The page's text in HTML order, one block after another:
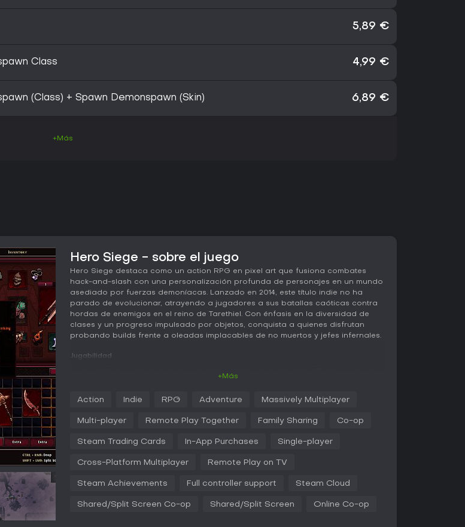
5,89 €
Class 4,99 €
(Class) + Spawn Demonspawn (Skin) 6,89 €
+Más
Hero Siege - sobre el juego
Hero Siege destaca como un action RPG en pixel art que fusiona combates
hack-and-slash con una personalización profunda de personajes en un mundo
asediado por fuerzas demoníacas. Lanzado en 2014, este título indie no ha
parado de evolucionar, atrayendo a jugadores a sus batallas caóticas contra
hordas de enemigos en el reino de Tarethiel. Con énfasis en la diversidad de
clases y un progreso impulsado por objetos, conquista a quienes disfrutan
probando builds frente a oleadas implacables de no muertos y jefes infernales.
Jugabilidad
hechizos, y te lanzas al combate donde abrirte paso entre grupos de enemigos
habilidades, más subárboles, te permiten ajustar tus capacidades para crear
Los objetos son clave, con más de 1000 piezas únicas para saquear, desde
añade profundidad al permitirte encastrar runewords en bases o modificar
equipo mediante prospección y aumentos. El Adventure Journal actúa como
guía in-game, con detalles sobre mecánicas, recetas y stats de objetos para
+Más
Action Indie RPG Adventure Massively Multiplayer
Multi-player Remote Play Together Family Sharing Co-op
Steam Trading Cards In-App Purchases Single-player
Cross-Platform Multiplayer Remote Play on TV
Steam Achievements Full controller support Steam Cloud
Shared/Split Screen Co-op Shared/Split Screen Online Co-op